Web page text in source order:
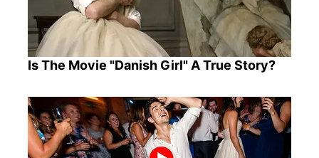
Is The Movie "Danish Girl" A True Story?